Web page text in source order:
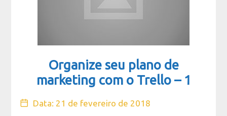
Organize seu plano de
marketing com o Trello – 1
Data: 21 de fevereiro de 2018